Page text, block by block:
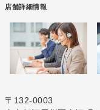
店舗詳細情報
〒132-0003